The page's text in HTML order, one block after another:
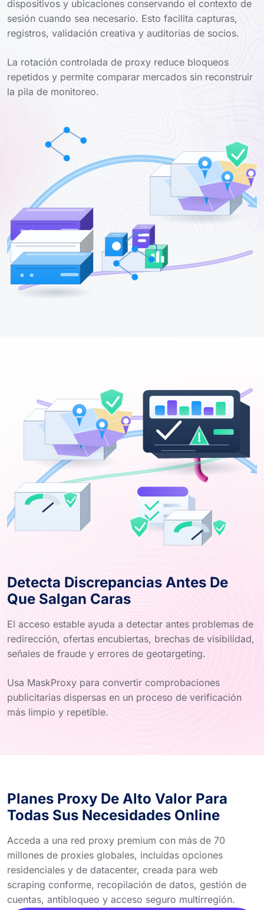
dispositivos y ubicaciones conservando el contexto de
sesión cuando sea necesario. Esto facilita capturas,
registros, validación creativa y auditorías de socios.
La rotación controlada de proxy reduce bloqueos
repetidos y permite comparar mercados sin reconstruir
la pila de monitoreo.
Detecta Discrepancias Antes De
Que Salgan Caras
El acceso estable ayuda a detectar antes problemas de
redirección, ofertas encubiertas, brechas de visibilidad,
señales de fraude y errores de geotargeting.
Usa MaskProxy para convertir comprobaciones
publicitarias dispersas en un proceso de verificación
más limpio y repetible.
Planes Proxy De Alto Valor Para
Todas Sus Necesidades Online
Acceda a una red proxy premium con más de 70
millones de proxies globales, incluidas opciones
residenciales y de datacenter, creada para web
scraping conforme, recopilación de datos, gestión de
cuentas, antibloqueo y acceso seguro multirregión.